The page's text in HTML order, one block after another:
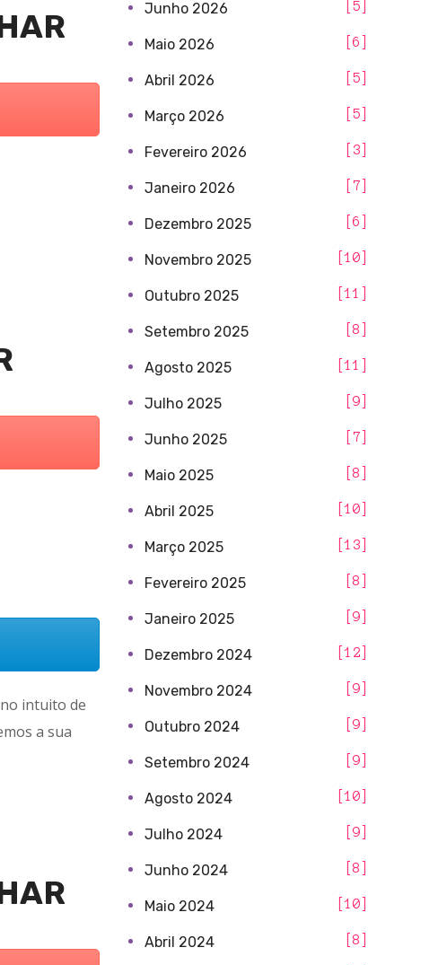
intuito de
a sua
Junho 2026 5
Maio 2026 6
Abril 2026 5
Março 2026 5
Fevereiro 2026 3
Janeiro 2026 7
Dezembro 2025 6
Novembro 2025 10
Outubro 2025 11
Setembro 2025 8
Agosto 2025 11
Julho 2025 9
Junho 2025 7
Maio 2025 8
Abril 2025 10
Março 2025 13
Fevereiro 2025 8
Janeiro 2025 9
Dezembro 2024 12
Novembro 2024 9
Outubro 2024 9
Setembro 2024 9
Agosto 2024 10
Julho 2024 9
Junho 2024 8
Maio 2024 10
Abril 2024 8